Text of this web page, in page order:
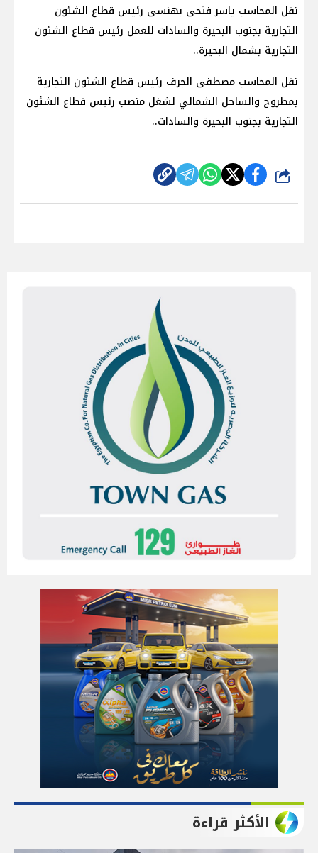
نقل المحاسب ياسر فتحى بهنسى رئيس قطاع الشئون
التجارية بجنوب البحيرة والسادات للعمل رئيس قطاع الشئون
التجارية بشمال البحيرة..
نقل المحاسب مصطفى الجرف رئيس قطاع الشئون التجارية
بمطروح والساحل الشمالي لشغل منصب رئيس قطاع الشئون
التجارية بجنوب البحيرة والسادات..
شارك
الأكثر قراءة